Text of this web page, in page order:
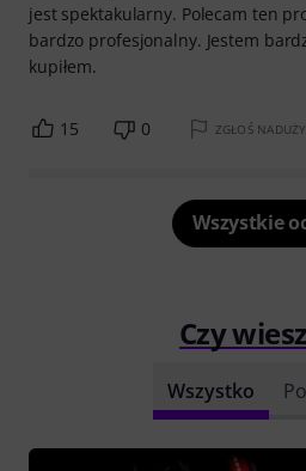
jest spektakularny. Polecam ten
bardzo profesjonalny. Jestem
kupiłem.
15 0 ZGŁOŚ
Wszystkie
Czy
Wszystko